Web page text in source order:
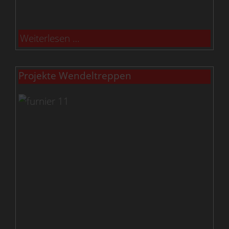
Weiterlesen …
Projekte Wendeltreppen